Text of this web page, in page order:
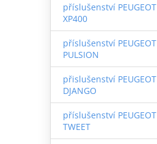
příslušenství PEUGEOT
XP400
příslušenství PEUGEOT
PULSION
přislušenství PEUGEOT
DJANGO
příslušenství PEUGEOT
TWEET